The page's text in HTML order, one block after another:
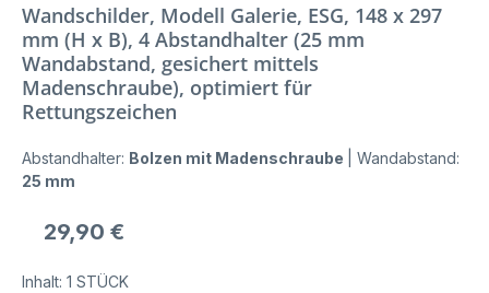
Wandschilder, Modell Galerie, ESG, 148 x 297
mm (H x B), 4 Abstandhalter (25 mm
Wandabstand, gesichert mittels
Madenschraube), optimiert für
Rettungszeichen
Abstandhalter: Bolzen mit Madenschraube
Wandabstand:
25 mm
Regulärer Preis:
29,90 €
Inhalt: 1 STÜCK